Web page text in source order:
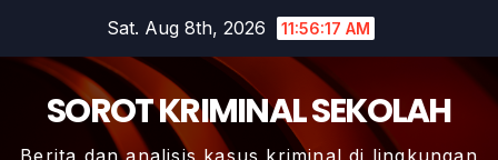
content
Sat. Aug 8th, 2026 11:56:17 AM
SOROT KRIMINAL SEKOLAH
Berita dan analisis kasus kriminal di lingkungan